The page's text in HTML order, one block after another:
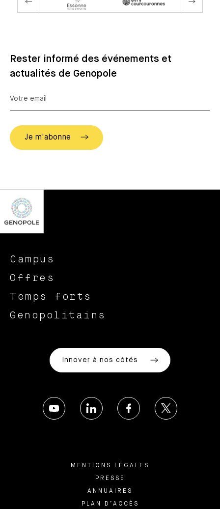
Rester informé des événements et
actualités de Genopole
Campus
Offres
Temps forts
Genopolitains
Innover à nos côtés
MENTIONS LÉGALES
PRESSE
ANNUAIRES
PLAN D’ACCÈS